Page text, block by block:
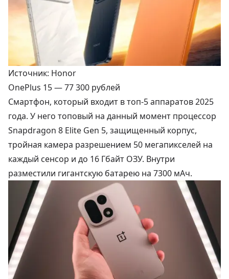
Источник: Honor
OnePlus 15 —77 300 рублей
Смартфон, который входит в топ-5 аппаратов 2025
года. У него топовый на данный момент процессор
Snapdragon 8 Elite Gen 5, защищенный корпус,
тройная камера разрешением 50 мегапикселей на
каждый сенсор и до 16 Гбайт ОЗУ. Внутри
разместили гигантскую батарею на 7300 мАч.